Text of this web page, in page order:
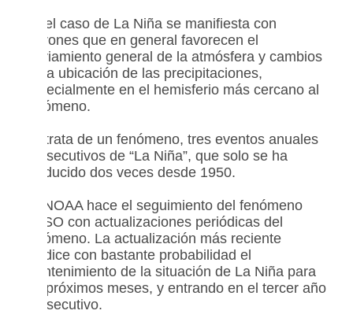
En el caso de La Niña se manifiesta con
patrones que en general favorecen el
enfriamiento general de la atmósfera y cambios
en la ubicación de las precipitaciones,
especialmente en el hemisferio más cercano al
fenómeno.
Se trata de un fenómeno, tres eventos anuales
consecutivos de “La Niña”, que solo se ha
producido dos veces desde 1950.
La NOAA hace el seguimiento del fenómeno
ENSO con actualizaciones periódicas del
fenómeno. La actualización más reciente
predice con bastante probabilidad el
mantenimiento de la situación de La Niña para
los próximos meses, y entrando en el tercer año
consecutivo.